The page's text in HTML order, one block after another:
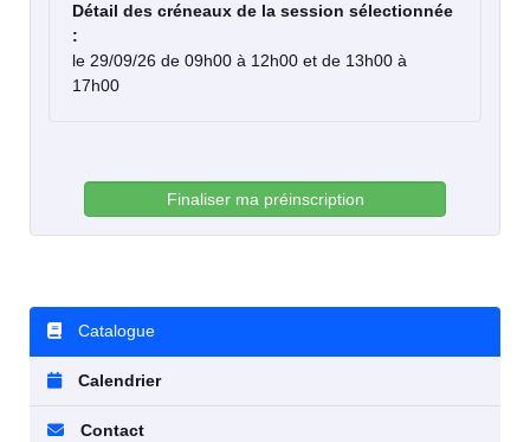
Détail des créneaux de la session sélectionnée
:
le 29/09/26 de 09h00 à 12h00 et de 13h00 à
17h00
Finaliser ma préinscription
Catalogue
Calendrier
Contact